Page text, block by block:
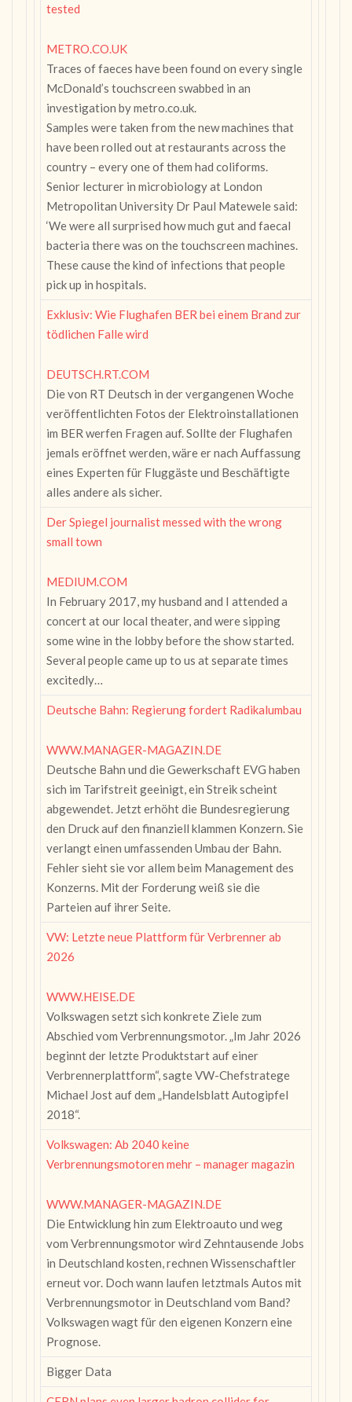
tested
METRO.CO.UK
Traces of faeces have been found on every single
McDonald’s touchscreen swabbed in an
investigation by metro.co.uk.
Samples were taken from the new machines that
have been rolled out at restaurants across the
country – every one of them had coliforms.
Senior lecturer in microbiology at London
Metropolitan University Dr Paul Matewele said:
‘We were all surprised how much gut and faecal
bacteria there was on the touchscreen machines.
These cause the kind of infections that people
pick up in hospitals.
Exklusiv: Wie Flughafen BER bei einem Brand zur
tödlichen Falle wird
DEUTSCH.RT.COM
Die von RT Deutsch in der vergangenen Woche
veröffentlichten Fotos der Elektroinstallationen
im BER werfen Fragen auf. Sollte der Flughafen
jemals eröffnet werden, wäre er nach Auffassung
eines Experten für Fluggäste und Beschäftigte
alles andere als sicher.
Der Spiegel journalist messed with the wrong
small town
MEDIUM.COM
In February 2017, my husband and I attended a
concert at our local theater, and were sipping
some wine in the lobby before the show started.
Several people came up to us at separate times
excitedly…
Deutsche Bahn: Regierung fordert Radikalumbau
WWW.MANAGER-MAGAZIN.DE
Deutsche Bahn und die Gewerkschaft EVG haben
sich im Tarifstreit geeinigt, ein Streik scheint
abgewendet. Jetzt erhöht die Bundesregierung
den Druck auf den finanziell klammen Konzern. Sie
verlangt einen umfassenden Umbau der Bahn.
Fehler sieht sie vor allem beim Management des
Konzerns. Mit der Forderung weiß sie die
Parteien auf ihrer Seite.
VW: Letzte neue Plattform für Verbrenner ab
2026
WWW.HEISE.DE
Volkswagen setzt sich konkrete Ziele zum
Abschied vom Verbrennungsmotor. „Im Jahr 2026
beginnt der letzte Produktstart auf einer
Verbrennerplattform“, sagte VW-Chefstratege
Michael Jost auf dem „Handelsblatt Autogipfel
2018“.
Volkswagen: Ab 2040 keine
Verbrennungsmotoren mehr – manager magazin
WWW.MANAGER-MAGAZIN.DE
Die Entwicklung hin zum Elektroauto und weg
vom Verbrennungsmotor wird Zehntausende Jobs
in Deutschland kosten, rechnen Wissenschaftler
erneut vor. Doch wann laufen letztmals Autos mit
Verbrennungsmotor in Deutschland vom Band?
Volkswagen wagt für den eigenen Konzern eine
Prognose.
Bigger Data